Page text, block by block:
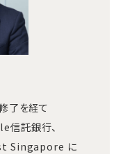
了を経て
託銀行、
Singapore に